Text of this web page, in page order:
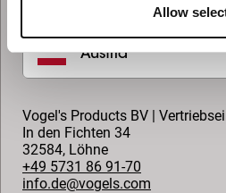
Allow
Austria
Vogel's Products BV |
In den Fichten 34
32584, Löhne
+49 5731 86 91-70
info.de@vogels.com